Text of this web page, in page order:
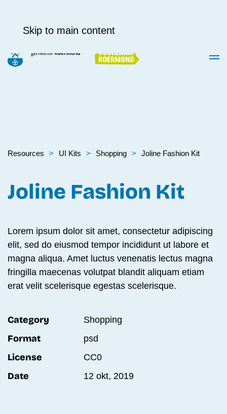
Skip to main content
Resources UI Kits Shop­ping Joline Fashion Kit
Joline Fashion Kit
Lorem ipsum dolor sit amet, consectetur adipiscing
elit, sed do eiusmod tempor incididunt ut labore et
magna aliqua. Amet luctus venenatis lectus magna
fringilla maecenas volutpat blandit aliquam etiam
erat velit scelerisque egestas scelerisque.
Category Shop­ping
Format psd
License CC0
Date 12 okt, 2019